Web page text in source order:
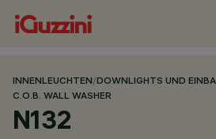
INNENLEUCHTEN/DOWNLIGHTS UND
C.O.B. WALL WASHER
N132